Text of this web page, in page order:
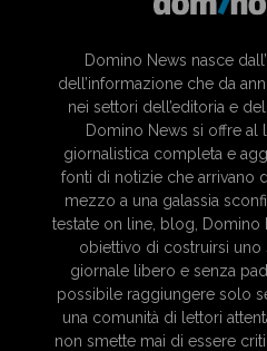
Domino News nasce
dell’informazione che da
nei settori dell’editoria e
Domino News si offre al
giornalistica completa e
fonti di notizie che arrivano
mezzo a una galassia
testate on line, blog, Domino
obiettivo di costruirsi
giornale libero e senza
possibile raggiungere solo
una comunità di lettori
non smette mai di essere